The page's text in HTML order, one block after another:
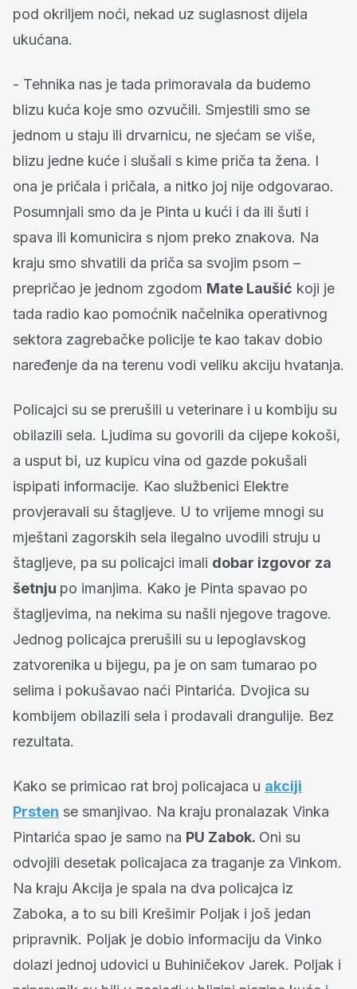
pod okriljem noći, nekad uz suglasnost dijela
ukućana.
- Tehnika nas je tada primoravala da budemo
blizu kuća koje smo ozvučili. Smjestili smo se
jednom u staju ili drvarnicu, ne sjećam se više,
blizu jedne kuće i slušali s kime priča ta žena. I
ona je pričala i pričala, a nitko joj nije odgovarao.
Posumnjali smo da je Pinta u kući i da ili šuti i
spava ili komunicira s njom preko znakova. Na
kraju smo shvatili da priča sa svojim psom –
prepričao je jednom zgodom Mate Laušić koji je
tada radio kao pomoćnik načelnika operativnog
sektora zagrebačke policije te kao takav dobio
naređenje da na terenu vodi veliku akciju hvatanja.
Policajci su se prerušili u veterinare i u kombiju su
obilazili sela. Ljudima su govorili da cijepe kokoši,
a usput bi, uz kupicu vina od gazde pokušali
ispipati informacije. Kao službenici Elektre
provjeravali su štagljeve. U to vrijeme mnogi su
mještani zagorskih sela ilegalno uvodili struju u
štagljeve, pa su policajci imali dobar izgovor za
šetnju po imanjima. Kako je Pinta spavao po
štagljevima, na nekima su našli njegove tragove.
Jednog policajca prerušili su u lepoglavskog
zatvorenika u bijegu, pa je on sam tumarao po
selima i pokušavao naći Pintarića. Dvojica su
kombijem obilazili sela i prodavali drangulije. Bez
rezultata.
Kako se primicao rat broj policajaca u akciji
Prsten se smanjivao. Na kraju pronalazak Vinka
Pintarića spao je samo na PU Zabok. Oni su
odvojili desetak policajaca za traganje za Vinkom.
Na kraju Akcija je spala na dva policajca iz
Zaboka, a to su bili Krešimir Poljak i još jedan
pripravnik. Poljak je dobio informaciju da Vinko
dolazi jednoj udovici u Buhiničekov Jarek. Poljak i